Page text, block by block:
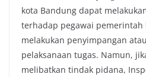
kota Bandung dapat
terhadap pegawai pemerintah
melakukan penyimpangan
pelaksanaan tugas. Namun,
melibatkan tindak pidana,